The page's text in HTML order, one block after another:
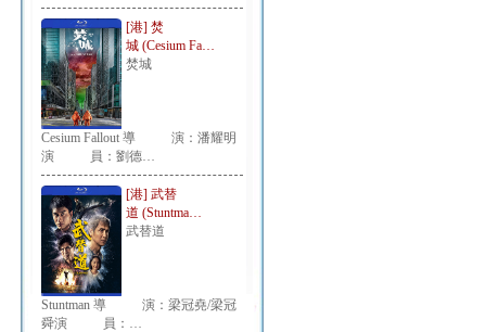
[港] 焚
城 (Cesium Fa…
焚城
Cesium Fallout 導 演：潘耀明
演 員：劉德…
[港] 武替
道 (Stuntma…
武替道
Stuntman 導 演：梁冠堯/梁冠
舜演 員：…